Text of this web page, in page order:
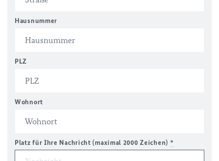
Hausnummer
PLZ
Wohnort
Platz für Ihre Nachricht (maximal 2000 Zeichen) *